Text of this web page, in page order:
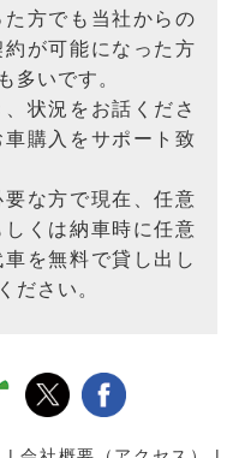
方でも当社からの
が可能になった方
多いです。
状況をお話くださ
購入をサポート致
な方で現在、任意
くは納車時に任意
を無料で貸し出し
ださい。